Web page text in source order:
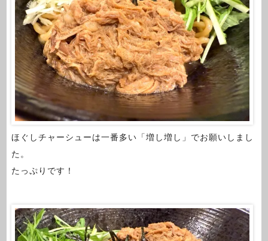
ほぐしチャーシューは一番多い「増し増し」でお願いしまし
た。
たっぷりです！